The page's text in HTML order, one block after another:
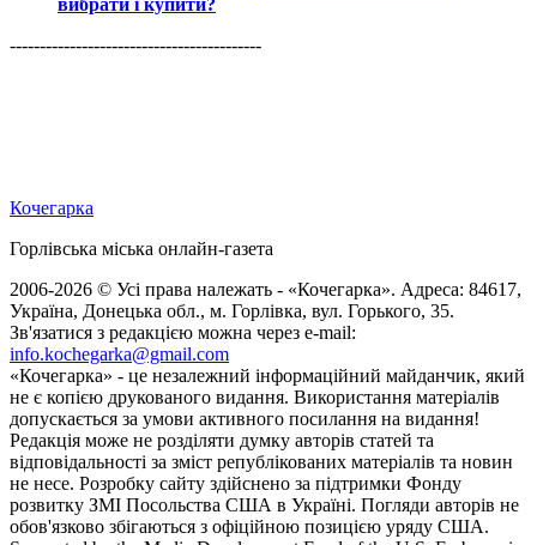
------------------------------------------
Кочегарка
Горлівська міська онлайн-газета
2006-2026 © Усі права належать - «Кочегарка». Адреса: 84617,
Україна, Донецька обл., м. Горлівка, вул. Горького, 35.
Зв'язатися з редакцією можна через e-mail:
info.kochegarka@gmail.com
«Кочегарка» - це незалежний інформаційний майданчик, який
не є копією друкованого видання. Використання матеріалів
допускається за умови активного посилання на видання!
Редакція може не розділяти думку авторів статей та
відповідальності за зміст републікованих матеріалів та новин
не несе. Розробку сайту здійснено за підтримки Фонду
розвитку ЗМІ Посольства США в Україні. Погляди авторів не
обов'язково збігаються з офіційною позицією уряду США.